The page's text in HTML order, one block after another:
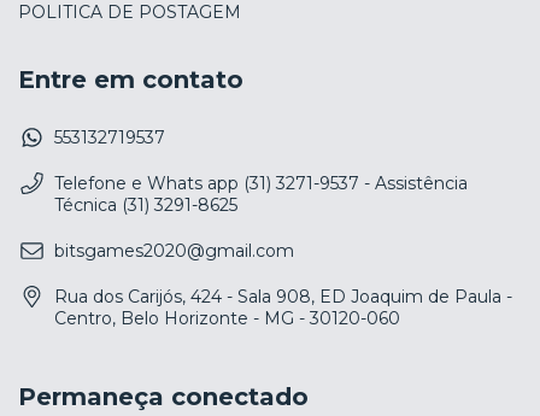
POLITICA DE POSTAGEM
Entre em contato
553132719537
Telefone e Whats app (31) 3271-9537 - Assistência
Técnica (31) 3291-8625
bitsgames2020@gmail.com
Rua dos Carijós, 424 - Sala 908, ED Joaquim de Paula -
Centro, Belo Horizonte - MG - 30120-060
Permaneça conectado